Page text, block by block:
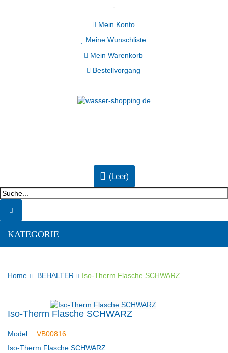
Mein Konto
Meine Wunschliste
Mein Warenkorb
Bestellvorgang
(Leer)
KATEGORIE
Home BEHÄLTER Iso-Therm Flasche SCHWARZ
Iso-Therm Flasche SCHWARZ
Model:
VB00816
Iso-Therm Flasche SCHWARZ